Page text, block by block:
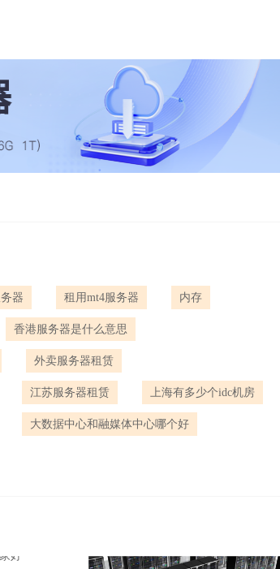
器 租用mt4服务器 内存
香港服务器是什么意思
外卖服务器租赁
江苏服务器租赁 上海有多少个idc机房
大数据中心和融媒体中心哪个好